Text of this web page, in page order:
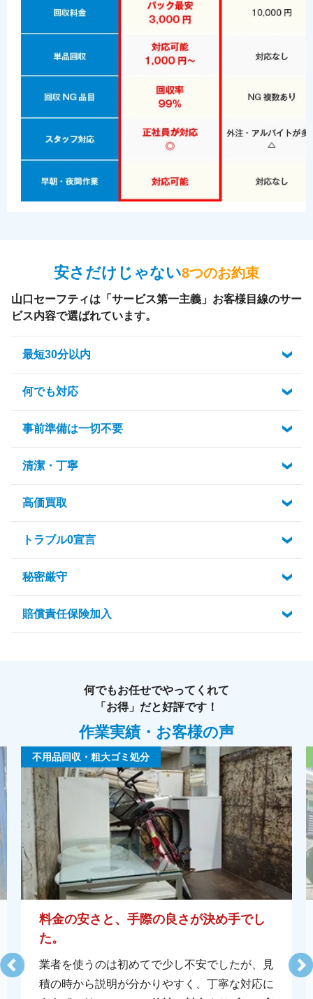
安さだけじゃない8つのお約束
山口セーフティは「サービス第一主義」お客様目線のサー
ビス内容で選ばれています。
最短30分以内
何でも対応
事前準備は一切不要
清潔・丁寧
高価買取
トラブル0宣言
秘密厳守
賠償責任保険加入
何でもお任せでやってくれて
「お得」だと好評です！
作業実績・お客様の声
不用品回収・粗大ゴミ処分
料金の安さと、手際の良さが決め手でし
た。
業者を使うのは初めてで少し不安でしたが、見
積の時から説明が分かりやすく、丁寧な対応に